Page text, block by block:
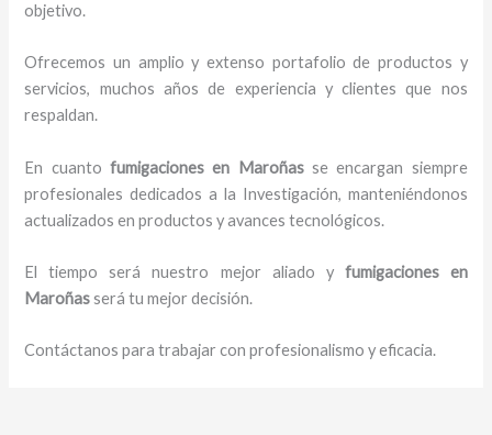
objetivo.
Ofrecemos un amplio y extenso portafolio de productos y
servicios, muchos años de experiencia y clientes que nos
respaldan.
En cuantofumigaciones en Maroñas se encargan siempre
profesionales dedicados a la Investigación, manteniéndonos
actualizados en productos y avances tecnológicos.
El tiempo será nuestro mejor aliado y fumigaciones en
Maroñasserá tu mejor decisión.
Contáctanos para trabajar con profesionalismo y eficacia.